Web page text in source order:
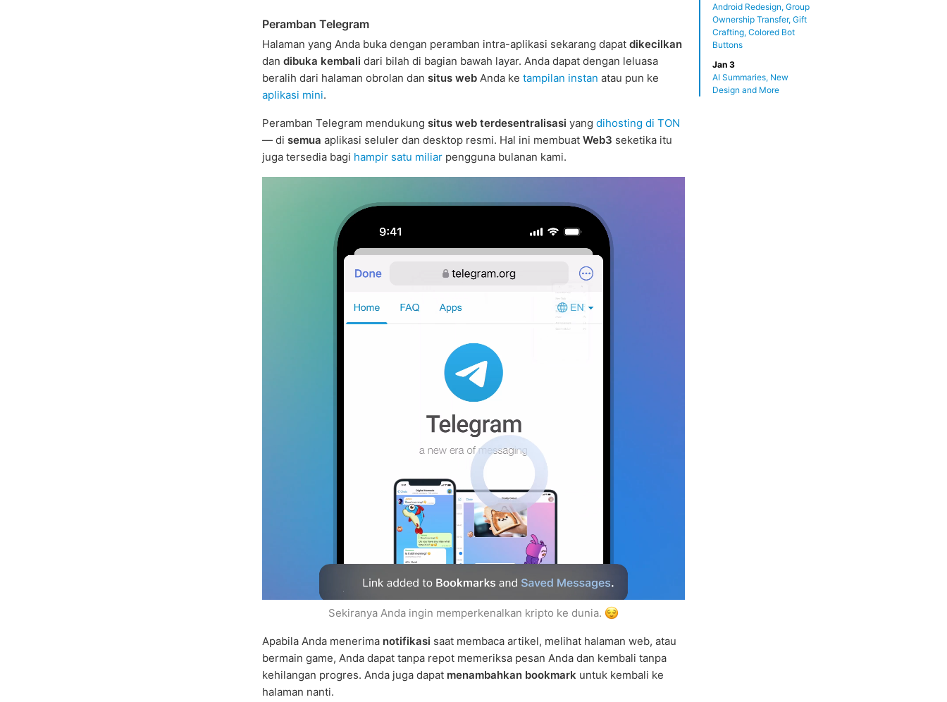
Android Redesign, Group
Ownership Transfer, Gift
Crafting, Colored Bot
Buttons
Jan 3
AI Summaries, New
Design and More
Peramban Telegram
Halaman yang Anda buka dengan peramban intra-aplikasi sekarang dapat dikecilkan
dan dibuka kembali dari bilah di bagian bawah layar. Anda dapat dengan leluasa
beralih dari halaman obrolan dan situs web Anda ke tampilan instan atau pun ke
aplikasi mini.
Peramban Telegram mendukung situs web terdesentralisasi yang dihosting di TON
— di semua aplikasi seluler dan desktop resmi. Hal ini membuat Web3 seketika itu
juga tersedia bagi hampir satu miliar pengguna bulanan kami.
Sekiranya Anda ingin memperkenalkan kripto ke dunia.
Apabila Anda menerima notifikasi saat membaca artikel, melihat halaman web, atau
bermain game, Anda dapat tanpa repot memeriksa pesan Anda dan kembali tanpa
kehilangan progres. Anda juga dapat menambahkan bookmark untuk kembali ke
halaman nanti.